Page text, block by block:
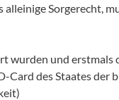
alleinige Sorgerecht,
wurden und
Card des Staates